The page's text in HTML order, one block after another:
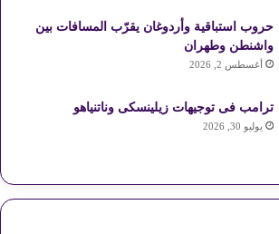
حروب استباقية وأردوغان يقرّب المسافات بين
واشنطن وطهران
أغسطس 2, 2026
ترامب فى توجيهات زيلينسكى وناتنياهو
يوليو 30, 2026